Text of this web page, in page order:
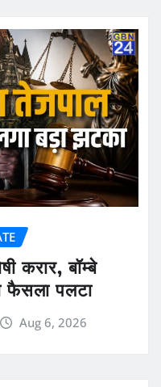
करार, बॉम्बे
फैसला पलटा
Aug 6, 2026